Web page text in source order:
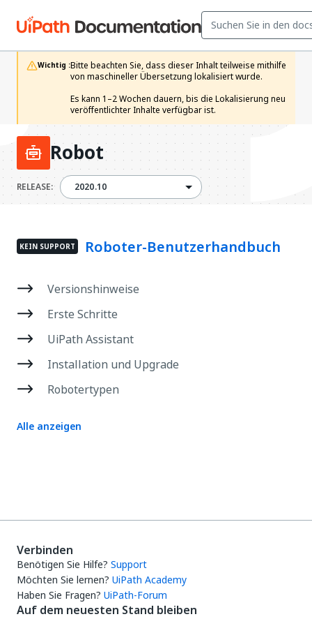
Wichtig :Bitte beachten Sie, dass dieser Inhalt teilweise mithilfe
von maschineller Übersetzung lokalisiert wurde.
Es kann 1–2 Wochen dauern, bis die Lokalisierung neu
veröffentlichter Inhalte verfügbar ist.
Robot
RELEASE:2020.102020.10
KEIN SUPPORT Roboter-Benutzerhandbuch
Versionshinweise
Erste Schritte
UiPath Assistant
Installation und Upgrade
Robotertypen
Alle anzeigen
Verbinden
Benötigen Sie Hilfe? Support
Möchten Sie lernen? UiPath Academy
Haben Sie Fragen? UiPath-Forum
Auf dem neuesten Stand bleiben